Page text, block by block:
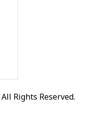
All Rights Reserved.